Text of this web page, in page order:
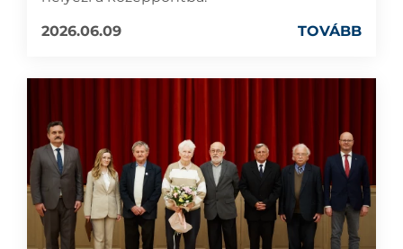
2026.06.09
TOVÁBB